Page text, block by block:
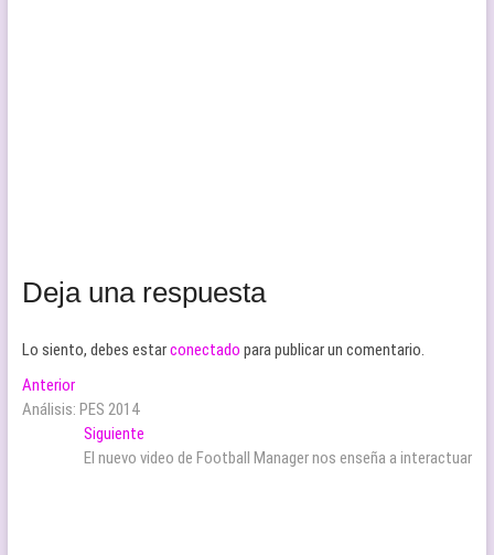
Deja una respuesta
Lo siento, debes estarconectado para publicar un comentario.
Navegación
de
entradas
AnteriorEntrada
anterior:
Análisis: PES 2014
Siguiente
siguiente:
El nuevo video de Football Manager nos enseña a interactuar